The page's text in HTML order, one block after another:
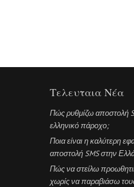
Τελευταια Νέα
Πώς ρυθμίζω αποστολή
ελληνικό πάροχο;
Ποια είναι η καλύτερη
αποστολή SMS στην
Πώς να στείλω
χωρίς να παραβιάσω